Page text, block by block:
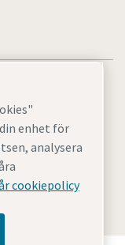
enhet för
analysera
cookiepolicy